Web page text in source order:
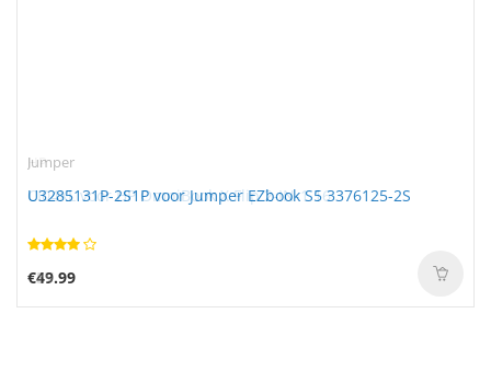
Jumper
U3285131P-2S1P voor Jumper EZbook S5 3376125-2S
€49.99